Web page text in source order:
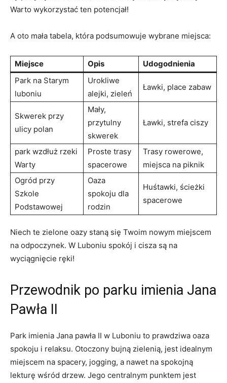
Warto wykorzystać ten potencjał!
A oto mała tabela, która‌ podsumowuje wybrane miejsca:
Miejsce Opis
Udogodnienia
Park na⁢ Starym
luboniu
Urokliwe
alejki, zieleń
Ławki,‍ place zabaw
Skwerek przy
ulicy polan
Mały,
przytulny
skwerek
Ławki, strefa ciszy
park‍ wzdłuż rzeki
Warty
Proste trasy
spacerowe
Trasy rowerowe,
miejsca na piknik
Ogród⁣ przy
Szkole
Podstawowej
Oaza‌
spokoju dla
rodzin
Huśtawki, ścieżki
spacerowe
Niech te ​zielone oazy​ staną się Twoim​ nowym miejscem
na odpoczynek. ⁣W ⁢Luboniu spokój i cisza ⁤są na
wyciągnięcie ręki!
Przewodnik po ⁣parku imienia Jana
Pawła II
Park imienia Jana pawła II w Luboniu ‍to prawdziwa oaza⁤
spokoju i⁣ relaksu. Otoczony bujną zielenią, jest idealnym
miejscem na spacery, ‍jogging, a nawet na‍ spokojną
lekturę wśród drzew. Jego centralnym punktem​ jest